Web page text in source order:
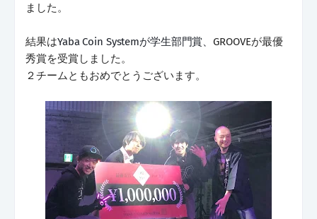
ました。
結果はYaba Coin Systemが学生部門賞、GROOVEが最優
秀賞を受賞しました。
２チームともおめでとうございます。